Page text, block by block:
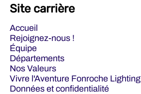
Site carrière
Accueil
Rejoignez-nous !
Équipe
Départements
Nos Valeurs
Vivre l'Aventure Fonroche Lighting
Données et confidentialité